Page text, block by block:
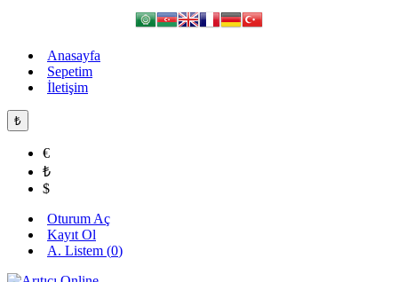
Anasayfa
Sepetim
İletişim
₺
€
₺
$
Oturum Aç
Kayıt Ol
A. Listem (0)